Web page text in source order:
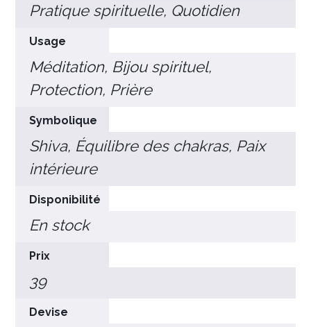
Pratique spirituelle, Quotidien
Usage
Méditation, Bijou spirituel,
Protection, Prière
Symbolique
Shiva, Équilibre des chakras, Paix
intérieure
Disponibilité
En stock
Prix
39
Devise